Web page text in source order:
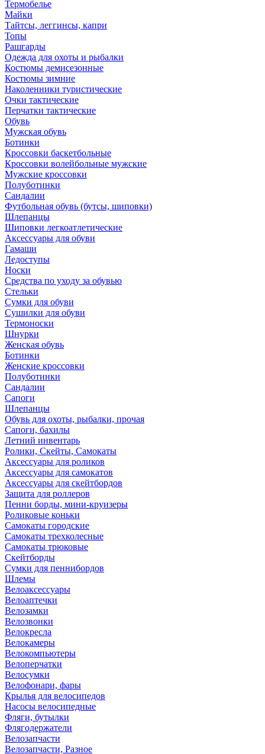
Термобелье
Майки
Тайтсы, леггинсы, капри
Топы
Рашгарды
Одежда для охоты и рыбалки
Костюмы демисезонные
Костюмы зимние
Наколенники туристические
Очки тактические
Перчатки тактические
Обувь
Мужская обувь
Ботинки
Кроссовки баскетбольные
Кроссовки волейбольные мужские
Мужские кроссовки
Полуботинки
Сандалии
Футбольная обувь (бутсы, шиповки)
Шлепанцы
Шиповки легкоатлетические
Аксессуары для обуви
Гамаши
Ледоступы
Носки
Средства по уходу за обувью
Стельки
Сумки для обуви
Сушилки для обуви
Термоноски
Шнурки
Женская обувь
Ботинки
Женские кроссовки
Полуботинки
Сандалии
Сапоги
Шлепанцы
Обувь для охоты, рыбалки, прочая
Сапоги, бахилы
Летний инвентарь
Ролики, Скейты, Самокаты
Аксессуары для роликов
Аксессуары для самокатов
Аксессуары для скейтбордов
Защита для роллеров
Пенни борды, мини-круизеры
Роликовые коньки
Самокаты городские
Самокаты трехколесные
Самокаты трюковые
Скейтборды
Сумки для пеннибордов
Шлемы
Велоаксессуары
Велоаптечки
Велозамки
Велозвонки
Велокресла
Велокамеры
Велокомпьютеры
Велоперчатки
Велосумки
Велофонари, фары
Крылья для велосипедов
Насосы велосипедные
Фляги, бутылки
Флягодержатели
Велозапчасти
Велозапчасти, Разное